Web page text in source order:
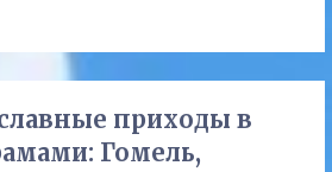
приходы в
Гомель,